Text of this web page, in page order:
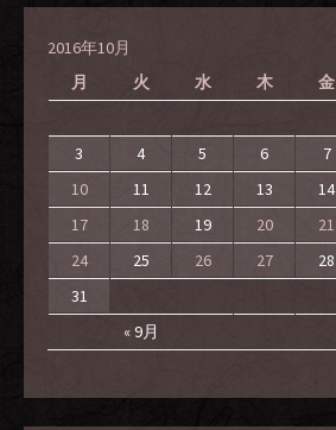
2016年10月
月
火 水 木 金
« 9月
3
4 5 6 7
10
11 12 13 14
17
18 19 20 21
24
25 26 27 28
31